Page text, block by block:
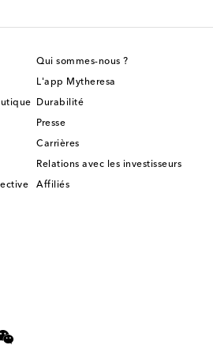
Qui sommes-nous ?
L'app Mytheresa
Durabilité
Presse
Carrières
Relations avec les investisseurs
Affiliés